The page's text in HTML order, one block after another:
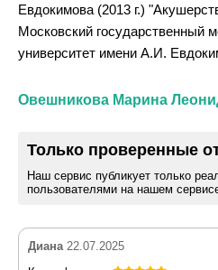
Евдокимова (2013 г.)
Московский государственный
университет имени А.И.
Овешникова Марина
Только проверенные
Наш сервис публикует только
пользователями на нашем
Диана 22.07.2025